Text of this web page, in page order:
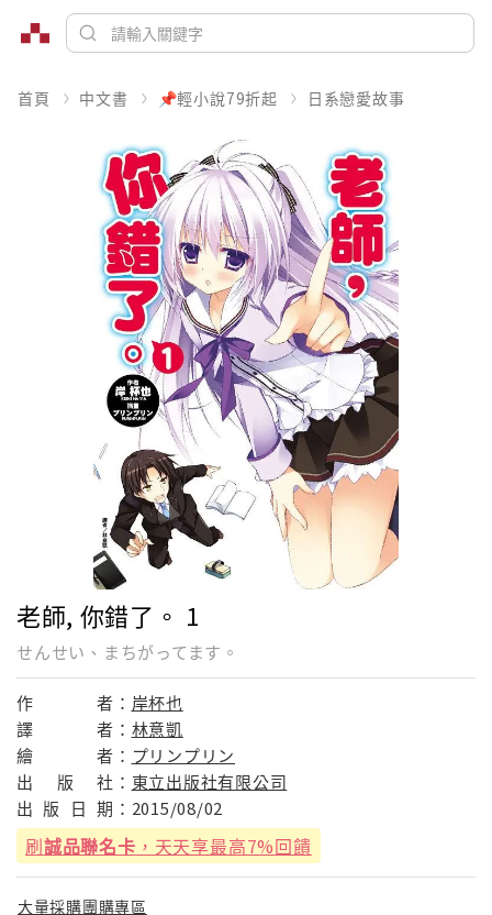
首頁 中文書 📌輕小說79折起 日系戀愛故事
老師, 你錯了。 1
せんせい、まちがってます。
作 者： 岸杯也
譯
者： 林意凱
繪
者： プリンプリン
出
版 社： 東立出版社有限公司
出 版 日 期： 2015/08/02
刷誠品聯名卡 ，天天享最高7%回饋
大量採購團購專區